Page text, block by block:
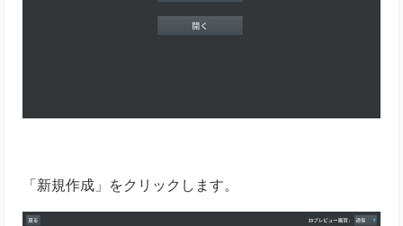
「新規作成」をクリックします。